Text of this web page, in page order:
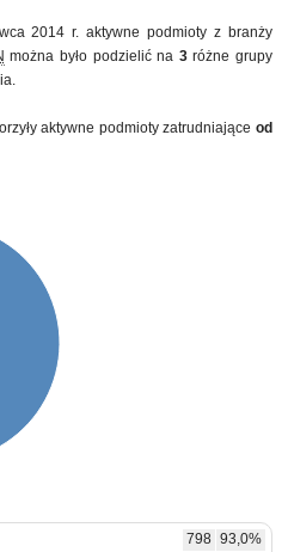
2014 r. aktywne podmioty z branży
można było podzielić na 3różne grupy
aktywne podmioty zatrudniające od
798 93,0%